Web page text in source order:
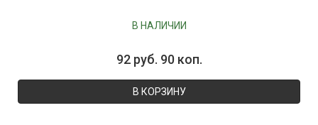
В НАЛИЧИИ
92 руб. 90 коп.
В КОРЗИНУ